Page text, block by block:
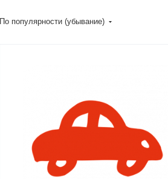
По популярности (убывание)